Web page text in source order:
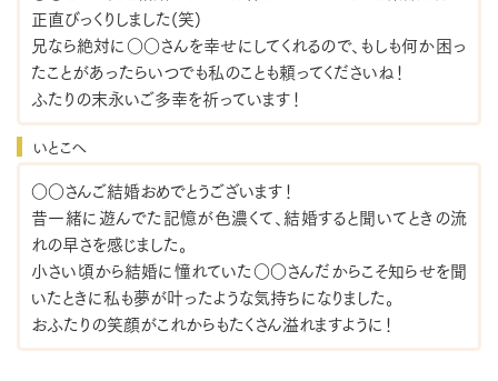
正直びっくりしました(笑)
兄なら絶対に○○さんを幸せにしてくれるので、もしも何か困っ
たことがあったらいつでも私のことも頼ってくださいね！
ふたりの末永いご多幸を祈っています！
いとこへ
○○さんご結婚おめでとうございます！
昔一緒に遊んでた記憶が色濃くて、結婚すると聞いてときの流
れの早さを感じました。
小さい頃から結婚に憧れていた○○さんだからこそ知らせを聞
いたときに私も夢が叶ったような気持ちになりました。
おふたりの笑顔がこれからもたくさん溢れますように！